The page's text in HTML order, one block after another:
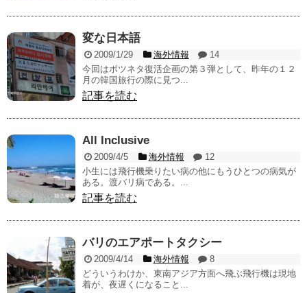
変な日本語
2009/1/29 海外情報
14
今回はボツネタ復活企画の第３弾として、昨年の１２
月の韓国旅行の際に見つ...
記事を読む
All Inclusive
2009/4/5 海外情報
12
小生には飛行機乗りたい病の他にもうひとつの病気が
ある。渡バリ病である。...
記事を読む
バリのエアポートタクシー
2009/4/14 海外情報
8
どういうわけか、東南アジア方面へ飛ぶ飛行機は現地
着が、夜遅くになること...